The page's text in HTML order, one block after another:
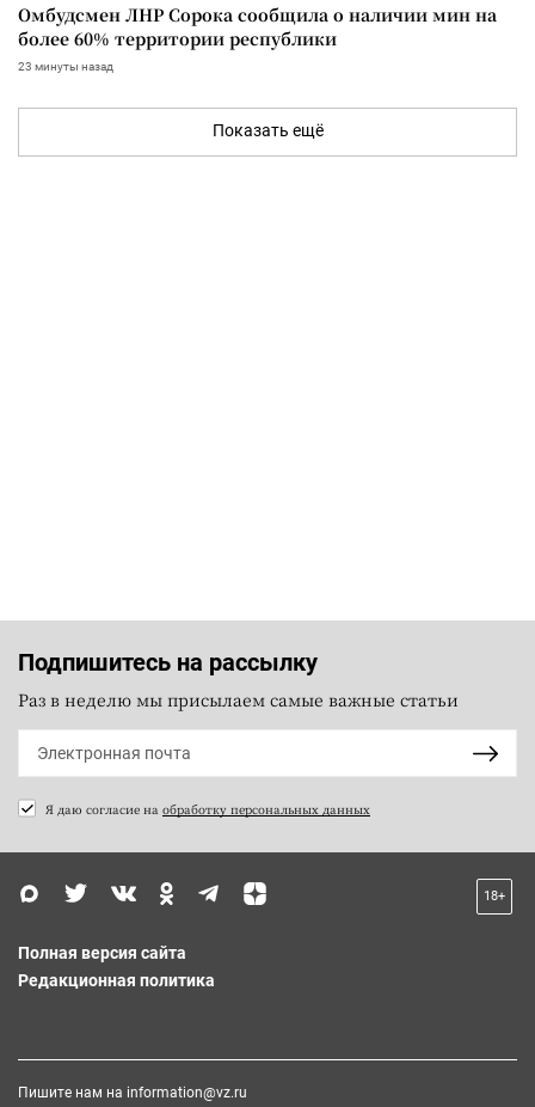
Омбудсмен ЛНР Сорока сообщила о наличии мин на
более 60% территории республики
23 минуты назад
Показать ещё
Подпишитесь на рассылку
Раз в неделю мы присылаем самые важные статьи
Я даю согласие на обработку персональных данных
18+
Полная версия сайта
Редакционная политика
Пишите нам на information@vz.ru